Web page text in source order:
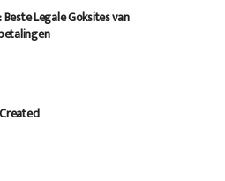
Legale Goksites van